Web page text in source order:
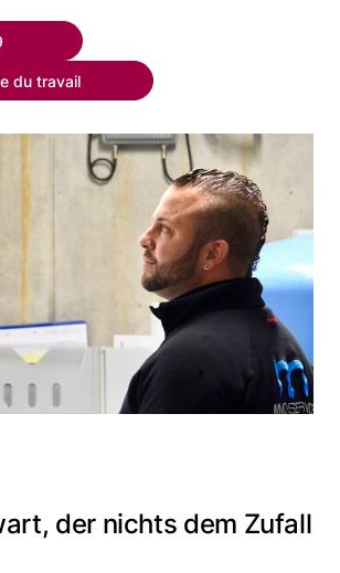
du travail
der nichts dem Zufall